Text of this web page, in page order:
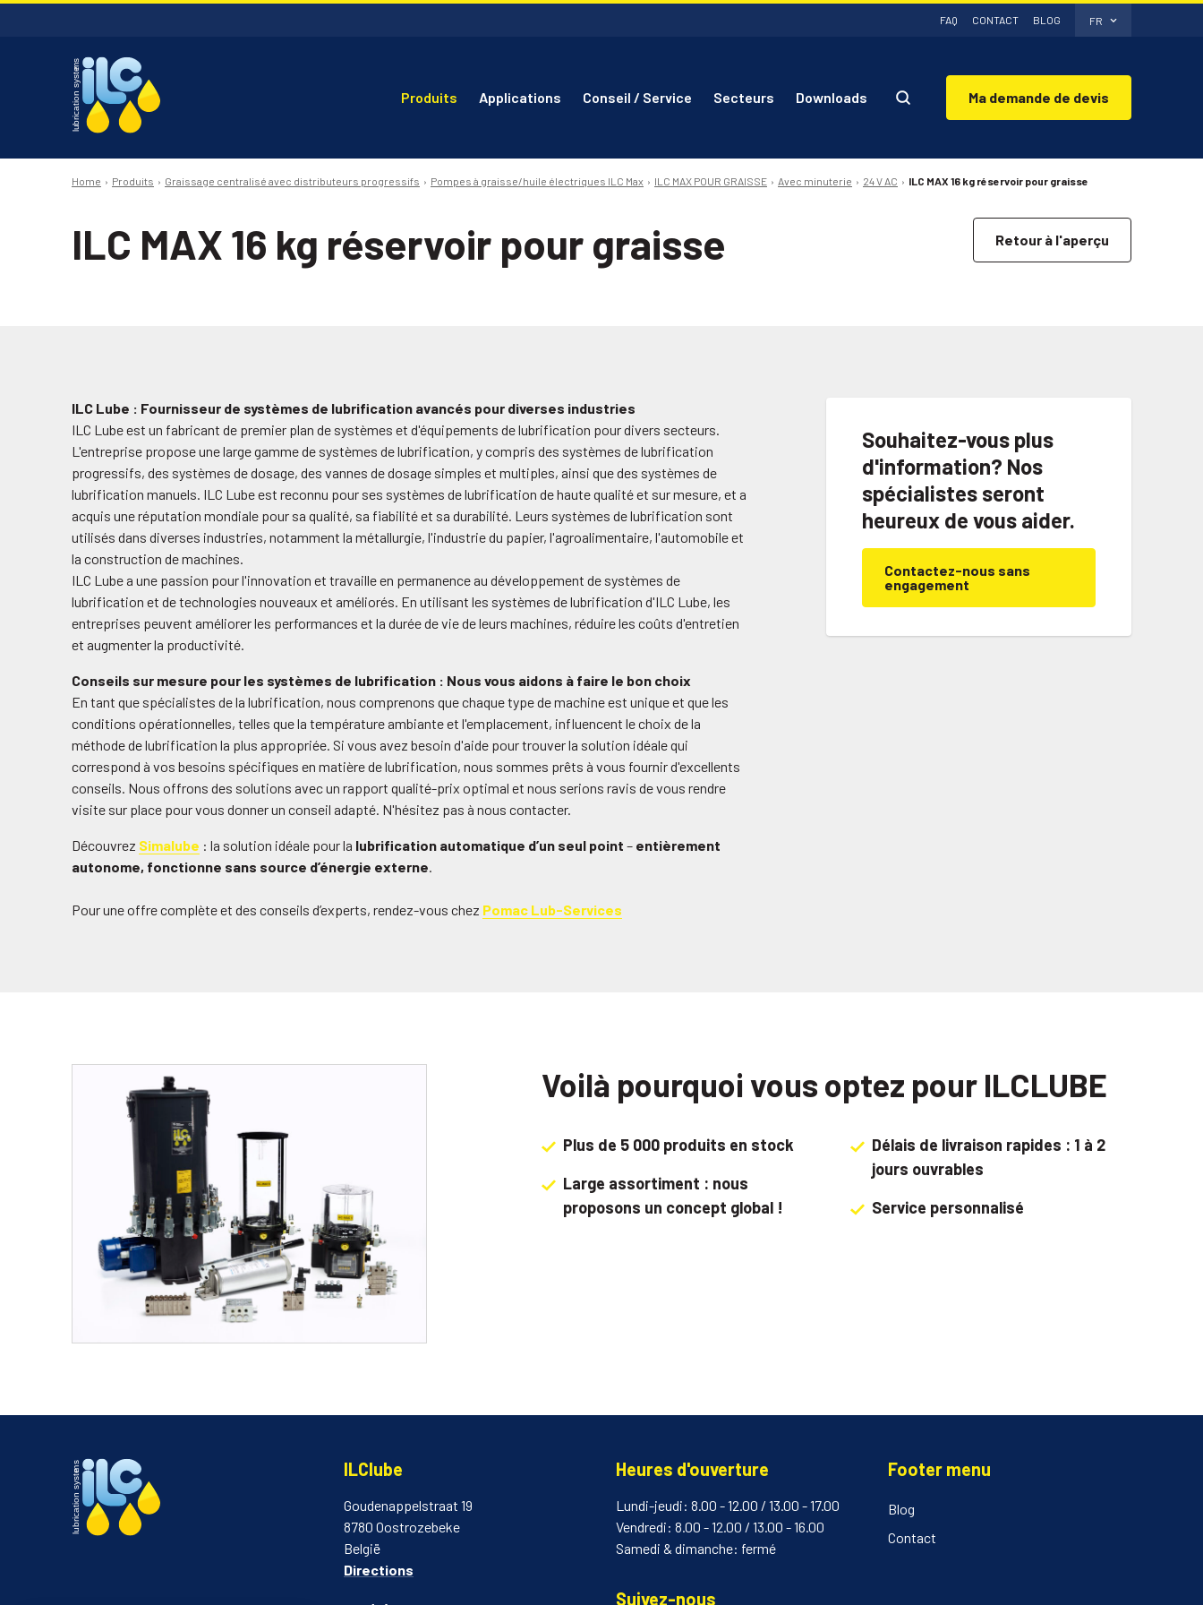
FAQ CONTACT BLOG FR
Produits Applications Conseil / Service Secteurs Downloads Ma demande de devis
Home Produits Graissage centralisé avec distributeurs progressifs Pompes à graisse/huile électriques ILC Max ILC MAX POUR GRAISSE Avec minuterie 24 V AC ILC MAX 16 kg réservoir pour graisse
ILC MAX 16 kg réservoir pour graisse Retour à l'aperçu
ILC Lube : Fournisseur de systèmes de lubrification avancés pour diverses industries
ILC Lube est un fabricant de premier plan de systèmes et d'équipements de lubrification pour divers secteurs.
L'entreprise propose une large gamme de systèmes de lubrification, y compris des systèmes de lubrification
progressifs, des systèmes de dosage, des vannes de dosage simples et multiples, ainsi que des systèmes de
lubrification manuels. ILC Lube est reconnu pour ses systèmes de lubrification de haute qualité et sur mesure, et a
acquis une réputation mondiale pour sa qualité, sa fiabilité et sa durabilité. Leurs systèmes de lubrification sont
utilisés dans diverses industries, notamment la métallurgie, l'industrie du papier, l'agroalimentaire, l'automobile et
la construction de machines.
ILC Lube a une passion pour l'innovation et travaille en permanence au développement de systèmes de
lubrification et de technologies nouveaux et améliorés. En utilisant les systèmes de lubrification d'ILC Lube, les
entreprises peuvent améliorer les performances et la durée de vie de leurs machines, réduire les coûts d'entretien
et augmenter la productivité.
Conseils sur mesure pour les systèmes de lubrification : Nous vous aidons à faire le bon choix
En tant que spécialistes de la lubrification, nous comprenons que chaque type de machine est unique et que les
conditions opérationnelles, telles que la température ambiante et l'emplacement, influencent le choix de la
méthode de lubrification la plus appropriée. Si vous avez besoin d'aide pour trouver la solution idéale qui
correspond à vos besoins spécifiques en matière de lubrification, nous sommes prêts à vous fournir d'excellents
conseils. Nous offrons des solutions avec un rapport qualité-prix optimal et nous serions ravis de vous rendre
visite sur place pour vous donner un conseil adapté. N'hésitez pas à nous contacter.
Découvrez Simalube : la solution idéale pour la lubrification automatique d’un seul point – entièrement
autonome, fonctionne sans source d’énergie externe.
Pour une offre complète et des conseils d’experts, rendez-vous chez Pomac Lub-Services
Souhaitez-vous plus
d'information? Nos
spécialistes seront
heureux de vous aider.
Contactez-nous sans
engagement
Voilà pourquoi vous optez pour ILCLUBE
Plus de 5 000 produits en stock
Large assortiment : nous
proposons un concept global !
Délais de livraison rapides : 1 à 2
jours ouvrables
Service personnalisé
ILClube
Goudenappelstraat 19
8780 Oostrozebeke
België
Directions
Heures d'ouverture
Lundi-jeudi: 8.00 - 12.00 / 13.00 - 17.00
Vendredi: 8.00 - 12.00 / 13.00 - 16.00
Samedi & dimanche: fermé
Suivez-nous
Footer menu
Blog
Contact